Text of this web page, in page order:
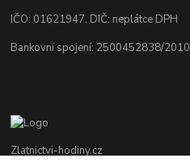
IČO: 01621947, DIČ: neplátce DPH
Bankovní spojení: 2500452838/2010
Zlatnictvi-hodiny.cz